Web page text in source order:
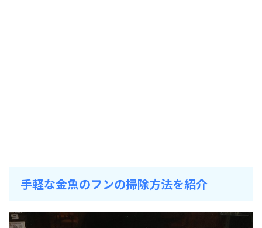
手軽な金魚のフンの掃除方法を紹介